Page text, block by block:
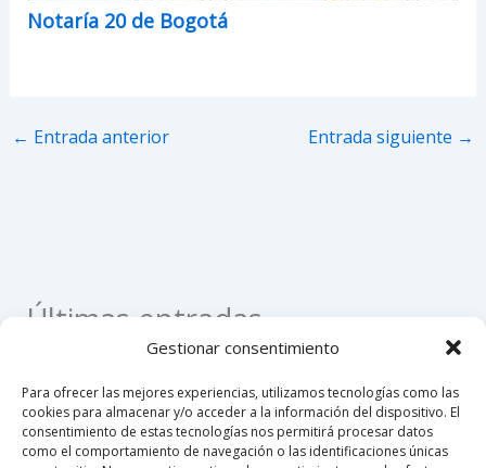
Gestionar consentimiento
Para ofrecer las mejores experiencias, utilizamos tecnologías como las
cookies para almacenar y/o acceder a la información del dispositivo. El
consentimiento de estas tecnologías nos permitirá procesar datos
como el comportamiento de navegación o las identificaciones únicas
Notaría 20 de Bogotá
← Entrada anterior Entrada siguiente →
Últimas entradas
Como apostillar un registro civil de nacimiento en
Colombia
Como hacer un poder notarial